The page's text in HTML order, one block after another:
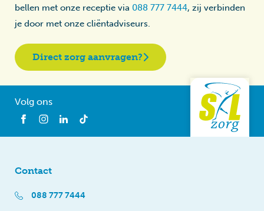
bellen met onze receptie via 088 777 7444, zij verbinden
je door met onze cliëntadviseurs.
Direct zorg aanvragen?
Volg ons
Contact
088 777 7444